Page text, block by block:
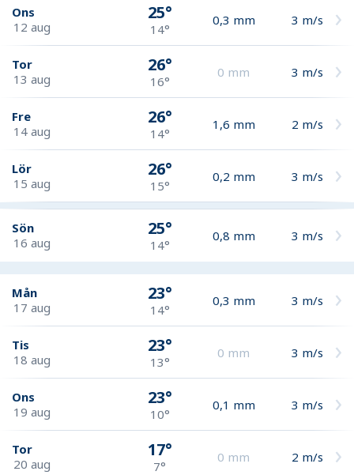
Ons
12 aug
25°
14°
0,3 mm 3 m/s
Tor
13 aug
26°
16°
0 mm 3 m/s
Fre
14 aug
26°
14°
1,6 mm 2 m/s
Lör
15 aug
26°
15°
0,2 mm 3 m/s
Sön
16 aug
25°
14°
0,8 mm 3 m/s
Mån
17 aug
23°
14°
0,3 mm 3 m/s
Tis
18 aug
23°
13°
0 mm 3 m/s
Ons
19 aug
23°
10°
0,1 mm 3 m/s
Tor
20 aug
17°
7°
0 mm 2 m/s